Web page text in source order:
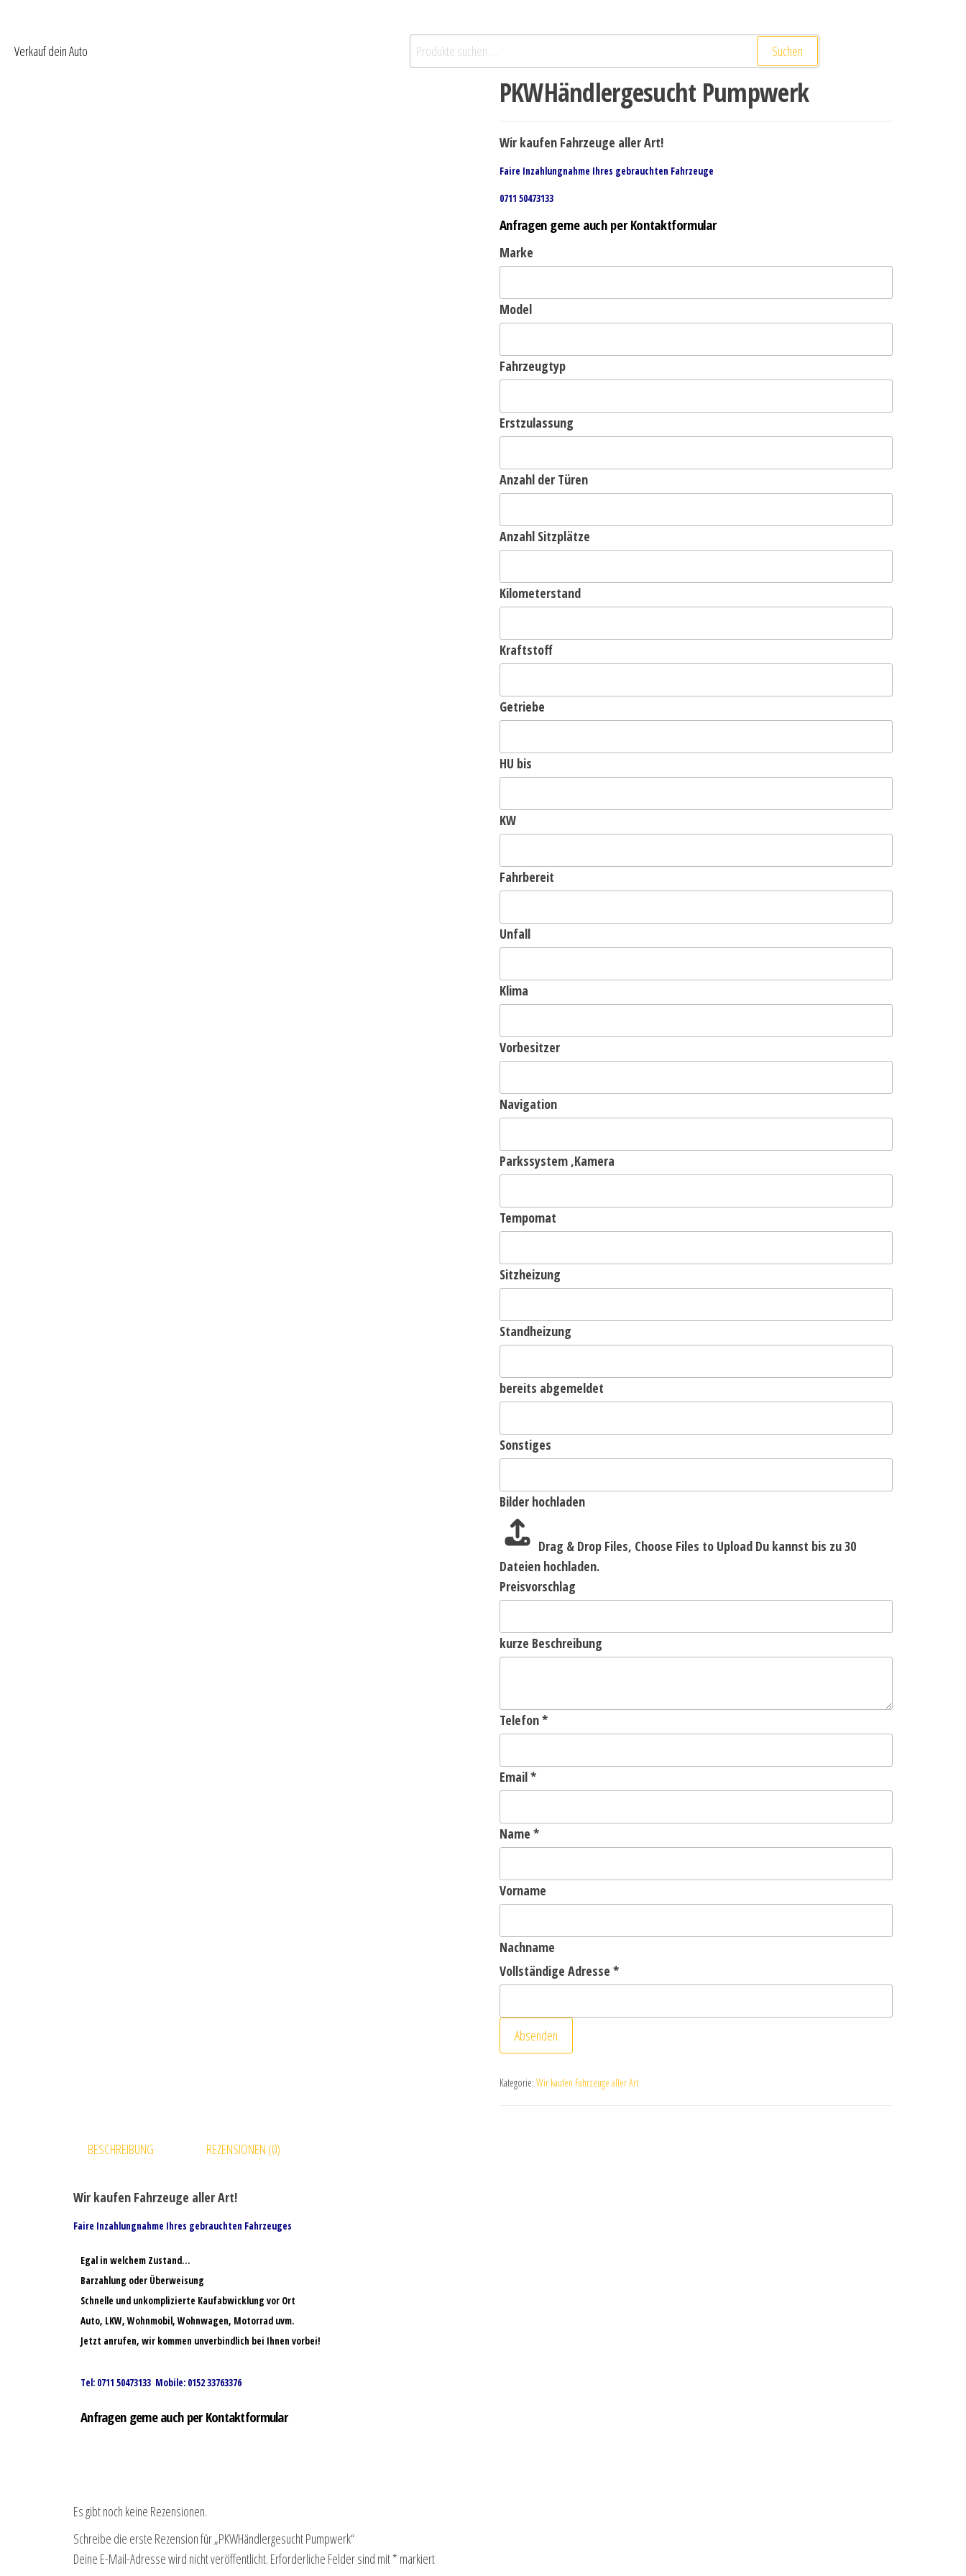
Verkauf dein Auto Suchen
PKWHändlergesucht Pumpwerk
Wir kaufen Fahrzeuge aller Art!
Faire Inzahlungnahme Ihres gebrauchten Fahrzeuge
0711 50473133
Anfragen gerne auch per Kontaktformular
Marke
Model
Fahrzeugtyp
Erstzulassung
Anzahl der Türen
Anzahl Sitzplätze
Kilometerstand
Kraftstoff
Getriebe
HU bis
KW
Fahrbereit
Unfall
Klima
Vorbesitzer
Navigation
Parkssystem ,Kamera
Tempomat
Sitzheizung
Standheizung
bereits abgemeldet
Sonstiges
Bilder hochladen
Drag & Drop Files, Choose Files to Upload Du kannst bis zu 30
Dateien hochladen.
Preisvorschlag
kurze Beschreibung
Telefon*
Email*
Name *
Vorname
Nachname
Vollständige Adresse *
Absenden
Kategorie: Wir kaufen Fahrzeuge aller Art
BESCHREIBUNG REZENSIONEN (0)
Wir kaufen Fahrzeuge aller Art!
Faire Inzahlungnahme Ihres gebrauchten Fahrzeuges
Egal in welchem Zustand…
Barzahlung oder Überweisung
Schnelle und unkomplizierte Kaufabwicklung vor Ort
Auto, LKW, Wohnmobil, Wohnwagen, Motorrad uvm.
Jetzt anrufen, wir kommen unverbindlich bei Ihnen vorbei!
Tel: 0711 50473133 Mobile: 0152 33763376
Anfragen gerne auch per Kontaktformular
Es gibt noch keine Rezensionen.
Schreibe die erste Rezension für „PKWHändlergesucht Pumpwerk“
Deine E-Mail-Adresse wird nicht veröffentlicht. Erforderliche Felder sind mit* markiert